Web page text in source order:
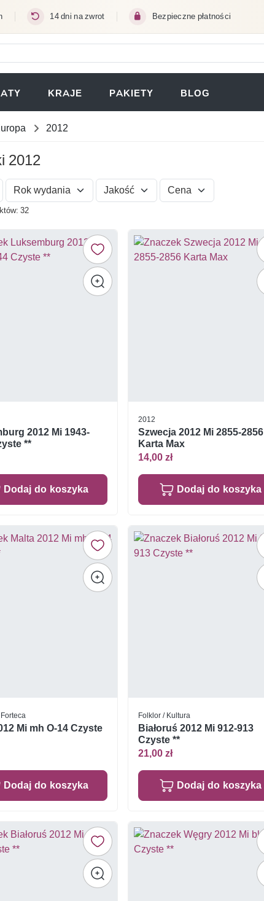
14 dni na zwrot Bezpieczne płatności
SIĘ W NOWEJ KARCIE)
KRAJE PAKIETY BLOG
2012
2012
Rok wydania Jakość Cena
32
2012 Mi 1943-
**
Dodaj do koszyka
2012
Szwecja 2012 Mi 2855-2856
Karta Max
14,00 zł
Dodaj do koszyka
Mi mh O-14 Czyste
Dodaj do koszyka
Folklor / Kultura
Białoruś 2012 Mi 912-913
Czyste **
21,00 zł
Dodaj do koszyka